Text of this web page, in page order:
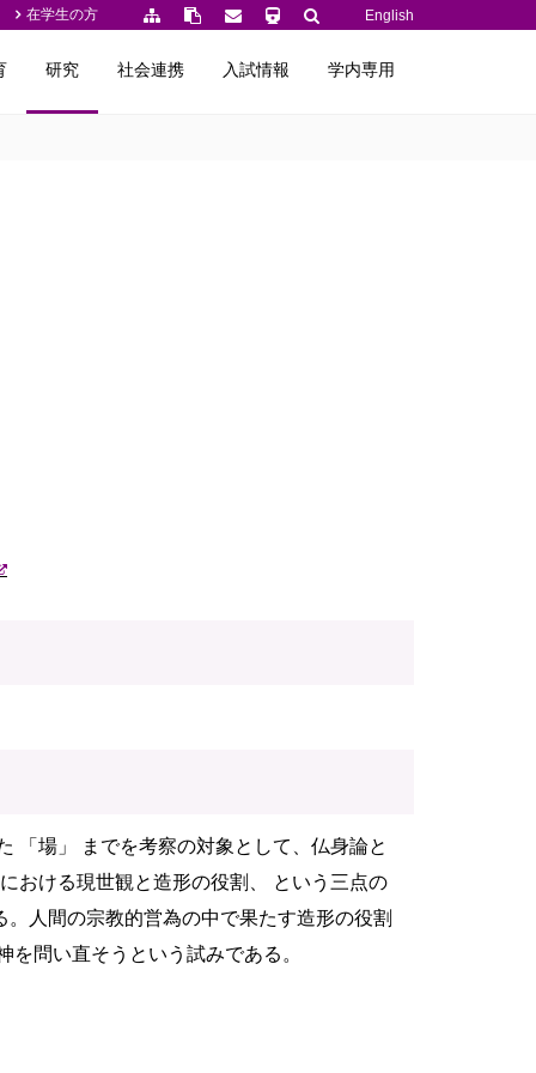
在学生の方 English
研究 社会連携 入試情報 学内専用
「場」 までを考察の対象として、仏身論と
おける現世観と造形の役割、 という三点の
人間の宗教的営為の中で果たす造形の役割
問い直そうという試みである。